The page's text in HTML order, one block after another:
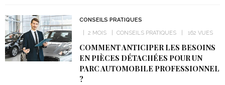
CONSEILS PRATIQUES
2 MOIS
CONSEILS PRATIQUES 162 VUES
COMMENT ANTICIPER LES BESOINS
EN PIÈCES DÉTACHÉES POUR UN
PARC AUTOMOBILE PROFESSIONNEL
?